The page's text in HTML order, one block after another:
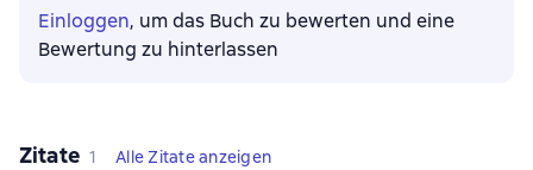
Einloggen, um das Buch zu bewerten und eine
Bewertung zu hinterlassen
Zitate 1 Alle Zitate anzeigen